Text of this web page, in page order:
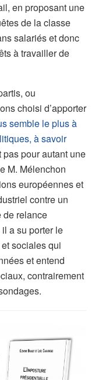
en proposant une
de la classe
salariés et donc
à travailler de
ou
choisi d’apporter
semble le plus à
à savoir
pas pour autant une
M. Mélenchon
européennes et
contre un
de relance
a su porter le
sociales qui
et entend
contrairement